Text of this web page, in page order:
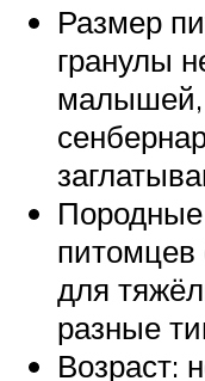
Размер
гранулы
малышей,
питомцев
для
разные
Возраст: